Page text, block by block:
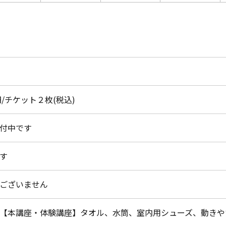
チケット２枚(税込)
中です
ざいません
本講座・体験講座】タオル、水筒、室内用シューズ、動き